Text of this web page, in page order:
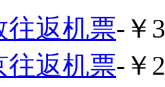
往返机票-￥
往返机票-￥